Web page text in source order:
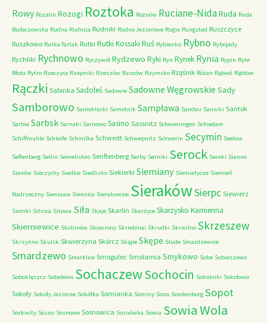
Rowy Rozalin Rozogi Roztoka Rożnów Ruciane-NidaRuda Ruda
Białaczowska Rudna Rudnica Rudniki Rudno Jeziorowe Rugia Rungsted Ruszczyce
Ruszkowo Rutka-Tartak Rutki Rutki Kossaki Ruś Rybienko Rybno Rybojady
Rychliki Rychnowo Ryczywół Rydzewo Ryki Ryn Rynek Rynia Rypin Ryte
Błota Rytro Rzeczyca Rzepniki Rzeszów Rzuców Rzymsko Rząśnik Różan Rąbież Rąblów
Rączki Sabinka Sadoleś Sadowie Sadowne Węgrowskie Sady
Samborowo Samoklęski Samotnik Sampława Sandau Sanniki Santok
Sarbia Sarbsk Sarnaki Sarnowo Sasino Sassnitz Scheveningen Schiedam
Schiffmuhle Schleife Schmilka Schwedt Schwepnitz Schwerin Secymin Seelow
Seftenberg Sellin Semeliskes Senftenberg Serby Serniki Serock Seroki Sianno
Sianów Sieczychy Siedlce Siedlisko Siekierki Siemiany Siemiatycze Siemień
Nadrzeczny Sieniawa Siennica Sierakowice SierakówSierpc Siewierz
Siomki Sitnica Sitowa Siła Skaje Skarlin Skarżyce Skarżysko Kamienna
Skierniewice Skolimów Skowrony Skriebinai Skrudki Skrwilno Skrzeszew
Skrzynno Skulsk Skwierzyna Skórcz Skąpe Skępe Slude Smardzewice
Smardzewo Smarklice Smogulec Smolarnia Smykowo Sobe Sobieszewo
Soboklęszcz Sobolewo SochaczewSochocin Sokolniki Sokołowo
Sokoły Sokoły Jeziorne Sokółka Somianka Sominy Sona Sondenborg Sopot
Sorkwity Sosno Sosnowe Sosnowica Sosnówka Sowia Sowia Wola